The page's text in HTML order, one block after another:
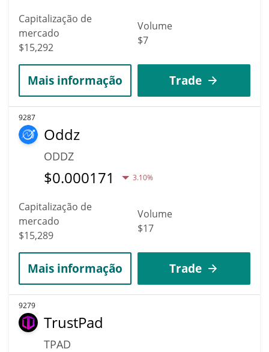
Capitalização de
mercado
$15,292
Volume
$7
Mais informação Trade
9287
Oddz
ODDZ
$0.000171 3.10%
Capitalização de
mercado
$15,289
Volume
$17
Mais informação Trade
9279
TrustPad
TPAD